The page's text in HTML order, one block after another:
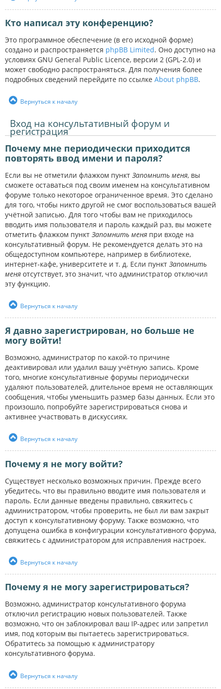
Кто написал эту конференцию?
Это программное обеспечение (в его исходной форме)
создано и распространяется phpBB Limited. Оно доступно на
условиях GNU General Public Licence, версии 2 (GPL-2.0) и
может свободно распространяться. Для получения более
подробных сведений перейдите по ссылке About phpBB.
Вернуться к началу
Вход на консультативный форум и
регистрация
Почему мне периодически приходится
повторять ввод имени и пароля?
Если вы не отметили флажком пункт Запомнить меня, вы
сможете оставаться под своим именем на консультативном
форуме только некоторое ограниченное время. Это сделано
для того, чтобы никто другой не смог воспользоваться вашей
учётной записью. Для того чтобы вам не приходилось
вводить имя пользователя и пароль каждый раз, вы можете
отметить флажком пункт Запомнить меня при входе на
консультативный форум. Не рекомендуется делать это на
общедоступном компьютере, например в библиотеке,
интернет-кафе, университете и т. д. Если пункт Запомнить
меня отсутствует, это значит, что администратор отключил
эту функцию.
Вернуться к началу
Я давно зарегистрирован, но больше не
могу войти!
Возможно, администратор по какой-то причине
деактивировал или удалил вашу учётную запись. Кроме
того, многие консультативные форумы периодически
удаляют пользователей, длительное время не оставляющих
сообщения, чтобы уменьшить размер базы данных. Если это
произошло, попробуйте зарегистрироваться снова и
активнее участвовать в дискуссиях.
Вернуться к началу
Почему я не могу войти?
Существует несколько возможных причин. Прежде всего
убедитесь, что вы правильно вводите имя пользователя и
пароль. Если данные введены правильно, свяжитесь с
администратором, чтобы проверить, не был ли вам закрыт
доступ к консультативному форуму. Также возможно, что
допущена ошибка в конфигурации консультативного форума,
свяжитесь с администратором для исправления настроек.
Вернуться к началу
Почему я не могу зарегистрироваться?
Возможно, администратор консультативного форума
отключил регистрацию новых пользователей. Также
возможно, что он заблокировал ваш IP-адрес или запретил
имя, под которым вы пытаетесь зарегистрироваться.
Обратитесь за помощью к администратору
консультативного форума.
Вернуться к началу